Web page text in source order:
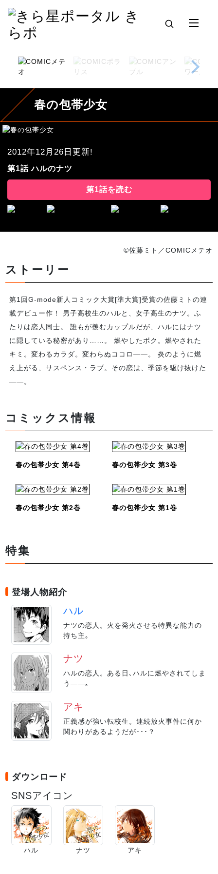
春の包帯少女
2012年12月26日更新!
第1話 ハルのナツ
第1話を読む
©佐藤ミト／COMICメテオ
ストーリー
第1回G-mode新人コミック大賞[準大賞]受賞の佐藤ミトの連
載デビュー作！ 男子高校生のハルと、女子高生のナツ。ふ
たりは恋人同士。 誰もが羨むカップルだが、ハルにはナツ
に隠している秘密があり……。 燃やしたボク。燃やされた
キミ。変わるカラダ。変わらぬココロ――。 炎のように燃
え上がる、サスペンス・ラブ。その恋は、季節を駆け抜けた
――。
コミックス情報
春の包帯少女 第4巻 春の包帯少女 第3巻
春の包帯少女 第2巻 春の包帯少女 第1巻
特集
登場人物紹介
ハル
ナツの恋人。火を発火させる特異な能力の
持ち主｡
ナツ
ハルの恋人。ある日､ハルに燃やされてしま
う――｡
アキ
正義感が強い転校生。連続放火事件に何か
関わりがあるようだが･･･？
ダウンロード
SNSアイコン
ハル ナツ アキ